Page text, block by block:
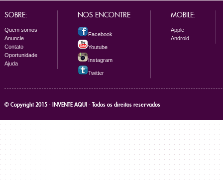
SOBRE:
Quem somos
Anuncie
Contato
Oportunidade
Ajuda
NOS ENCONTRE
Facebook
Youtube
Instagram
Twitter
MOBILE:
Apple
Android
© Copyright 2015 - INVENTE AQUI - Todos os direitos reservados